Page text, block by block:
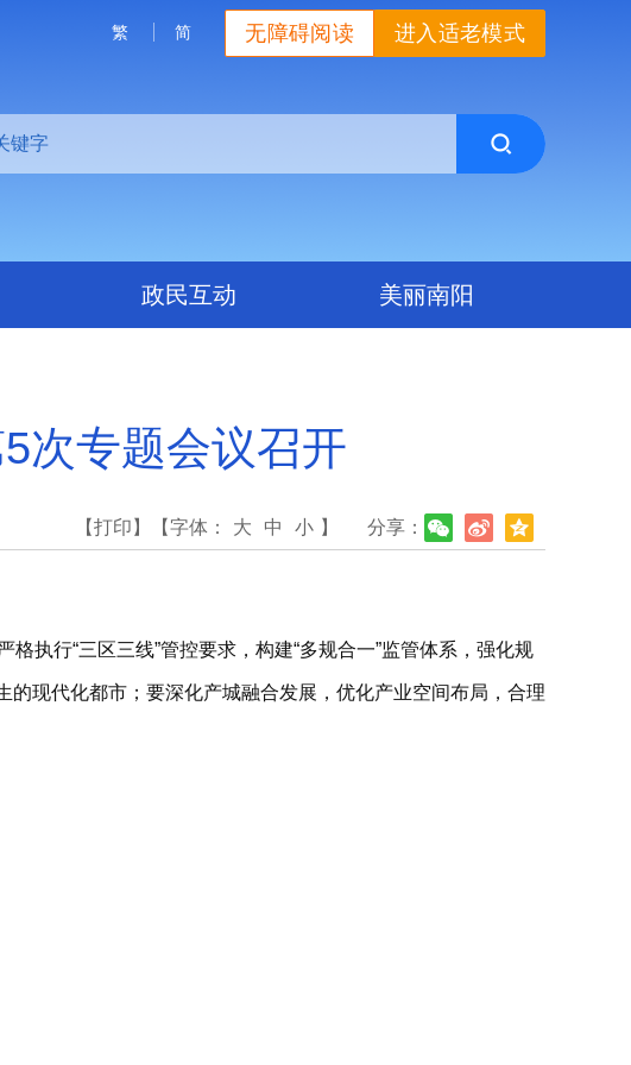
进入适老模式
无障碍阅读
繁 简
政民互动 美丽南阳
次专题会议召开
分享：
【打印】 【字体： 大 中 小 】
执行“三区三线”管控要求，构建“多规合一”监管体系，强化规
现代化都市；要深化产城融合发展，优化产业空间布局，合理